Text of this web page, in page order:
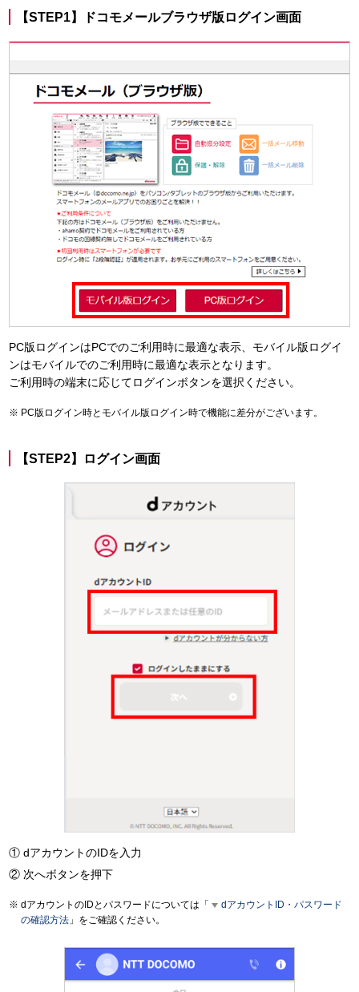
【STEP1】ドコモメールブラウザ版ログイン画面
PC版ログインはPCでのご利用時に最適な表示、モバイル版ログイ
ンはモバイルでのご利用時に最適な表示となります。
ご利用時の端末に応じてログインボタンを選択ください。
PC版ログイン時とモバイル版ログイン時で機能に差分がございます。
【STEP2】ログイン画面
dアカウントのIDを入力
次へボタンを押下
dアカウントのIDとパスワードについては「
dアカウントID・パスワード
の確認方法 」をご確認ください。